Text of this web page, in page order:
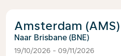
Amsterdam (AMS)
Brisbane (BNE)
19/10/2026 - 09/11/2026